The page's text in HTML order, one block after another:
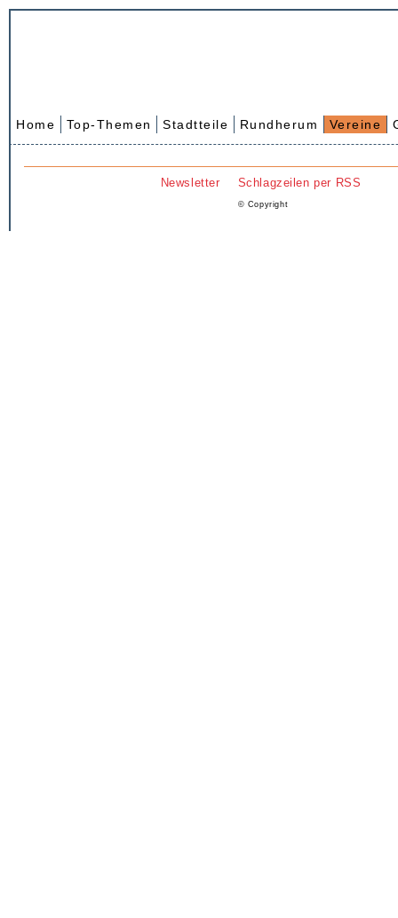
Home Top-Themen Stadtteile Rundherum Vereine
Newsletter Schlagzeilen per RSS
© Copyright